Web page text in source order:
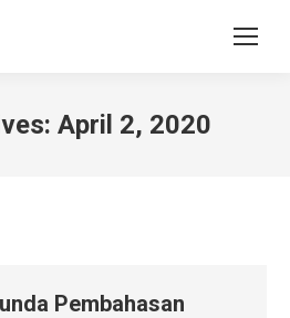
April 2, 2020
Pembahasan